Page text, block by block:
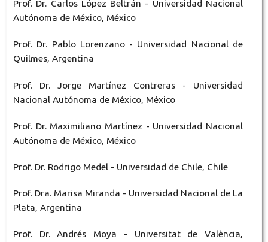
Prof. Dr. Carlos López Beltrán - Universidad Nacional
Autónoma de México, México
Prof. Dr. Pablo Lorenzano - Universidad Nacional de
Quilmes, Argentina
Prof. Dr. Jorge Martínez Contreras - Universidad
Nacional Autónoma de México, México
Prof. Dr. Maximiliano Martínez - Universidad Nacional
Autónoma de México, México
Prof. Dr. Rodrigo Medel - Universidad de Chile, Chile
Prof. Dra. Marisa Miranda - Universidad Nacional de La
Plata, Argentina
Prof. Dr. Andrés Moya - Universitat de València,